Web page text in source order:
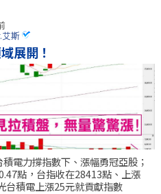
艾斯
展開！
電力撐指數下、漲幅勇冠亞股；
點，台指收在28413點、上漲
台積電上漲25元就貢獻指數